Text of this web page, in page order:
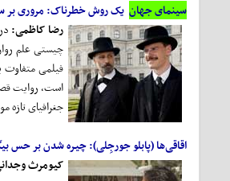
سینمای جهان یک روش خطرناک: مروری بر
رضا کاظمی:
چیستی علم
فیلمی
است، روایت
جغرافیای تازه
اقاقی‌ها (پابلو جورجِلی): چیره شدن بر حس
کیومرث